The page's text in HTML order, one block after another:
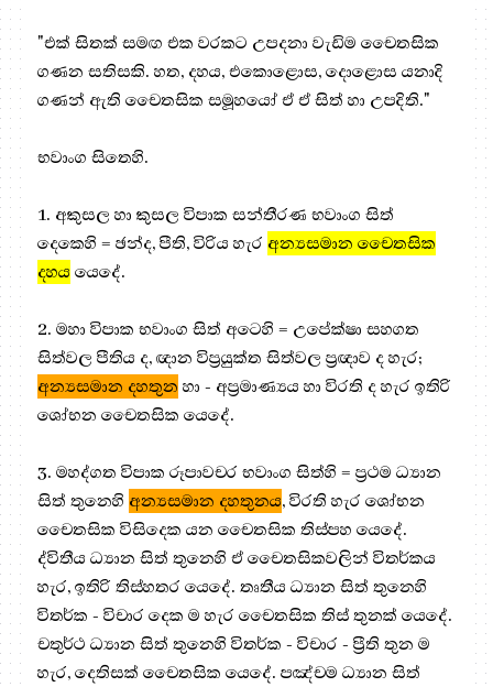
"එක් සිතක් සමඟ එක වරකට උපදනා වැඩිම චෛතසික
ගණන සතිසකි. හත, දහය, එකොළොස, දොළොස යනාදි
ගණන් ඇති චෛතසික සමූහයෝ ඒ ඒ සිත් හා උපදිති."
භවාංග සිතෙහි.
1. අකුසල හා කුසල විපාක සන්තීරණ භවාංග සිත්
දෙකෙහි = ඡන්ද, පීති, විරිය හැර අන්‍යසමාන චෛතසික
දහය යෙදේ.
2. මහා විපාක භවාංග සිත් අටෙහි = උපේක්ෂා සහගත
සිත්වල පීතිය ද, ඥාන විප්‍ර‍යුක්ත සිත්වල ප්‍ර‍ඥාව ද හැර;
අන්‍යසමාන දහතුන හා - අප්‍ර‍මාණ්‍යය හා විරති ද හැර ඉතිරි
ශෝභන චෛතසික යෙදේ.
3. මහද්ගත විපාක රූපාවචර භවාංග සිත්හි = ප්‍ර‍ථම ධ්‍යාන
සිත් තුනෙහි අන්‍යසමාන දහතුනය, විරති හැර ශෝභන
චෛතසික විසිදෙක යන චෛතසික තිස්පහ යෙදේ.
ද්විතීය ධ්‍යාන සිත් තුනෙහි ඒ චෛතසිකවලින් විතර්කය
හැර, ඉතිරි තිස්හතර යෙදේ. තෘතීය ධ්‍යාන සිත් තුනෙහි
විතර්ක - විචාර දෙක ම හැර චෛතසික තිස් තුනක් යෙදේ.
චතුර්ථ ධ්‍යාන සිත් තුනෙහි විතර්ක - විචාර - ප්‍රීති තුන ම
හැර, දෙතිසක් චෛතසික යෙදේ. පඤ්චම ධ්‍යාන සිත්